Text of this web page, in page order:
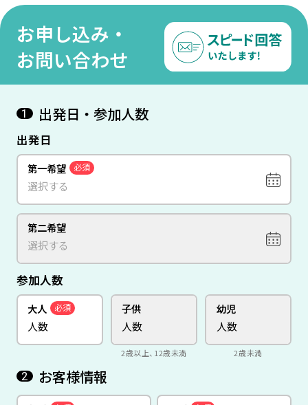
×パリ＞10日間
ュッ
お申し込み・
お問い合わせ
1 出発日・参加人数
出発日
第一希望 必須
第二希望
参加人数
大人 必須 子供
2歳以上、12歳未満
幼児
2歳未満
2 お客様情報